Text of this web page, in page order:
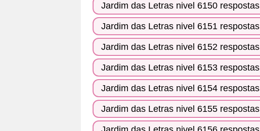
Jardim das Letras nivel 6150 respostas
Jardim das Letras nivel 6151 respostas
Jardim das Letras nivel 6152 respostas
Jardim das Letras nivel 6153 respostas
Jardim das Letras nivel 6154 respostas
Jardim das Letras nivel 6155 respostas